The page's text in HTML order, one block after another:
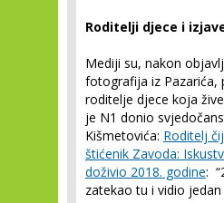
Roditelji djece i
Mediji su, nakon
fotografija iz Pazarića,
roditelje djece koja
je N1 donio
Kišmetovića: Roditelj
štićenik Zavoda:
doživio 2018. godine:
zatekao tu i vidio jedan